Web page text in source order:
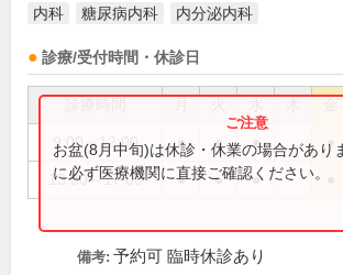
内科 糖尿病内科 内分泌内科
診療/受付時間・休診日
9:00～12:00 ● ● ● ●
13:30～17:00 ● ● ●
お盆(8月中旬)は休診・休業の場合があり
に必ず医療機関に直接ご確認ください。
備考: 予約可 臨時休診あり